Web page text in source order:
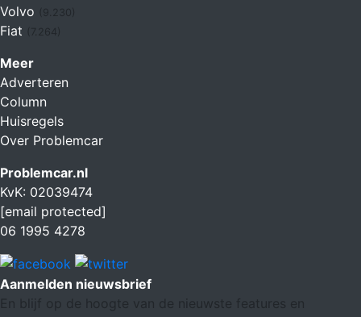
Volvo
Fiat (7.264)
Meer
Adverteren
Column
Huisregels
Over Problemcar
Problemcar.nl
KvK: 02039474
[email protected]
06 1995 4278
Aanmelden nieuwsbrief
En blijf op de hoogte van de nieuwste features en